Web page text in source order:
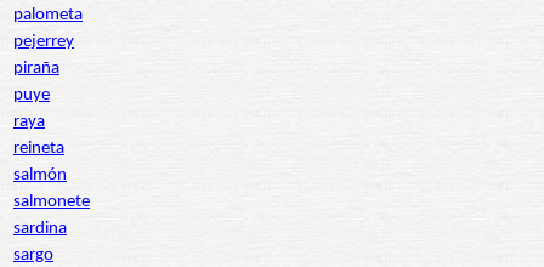
palometa
pejerrey
piraña
puye
raya
reineta
salmón
salmonete
sardina
sargo